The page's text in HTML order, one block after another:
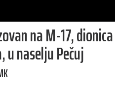
na M-17, dionica
u naselju Pečuj